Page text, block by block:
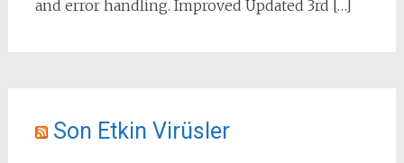
and error handling. Improved Updated 3rd […]
Son Etkin Virüsler